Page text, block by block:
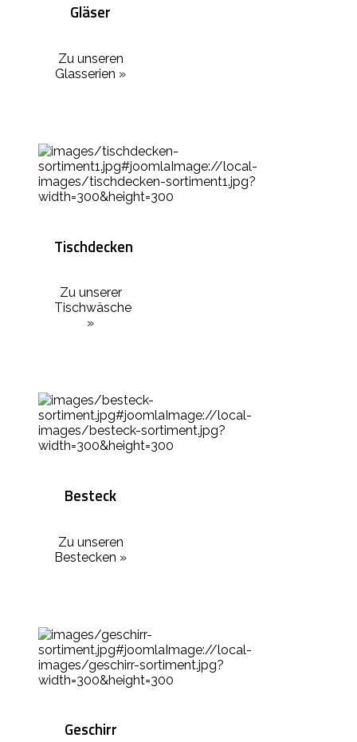
Gläser
Zu unseren
Glasserien »
Tischdecken
Zu unserer
Tischwäsche
»
Besteck
Zu unseren
Bestecken »
Geschirr